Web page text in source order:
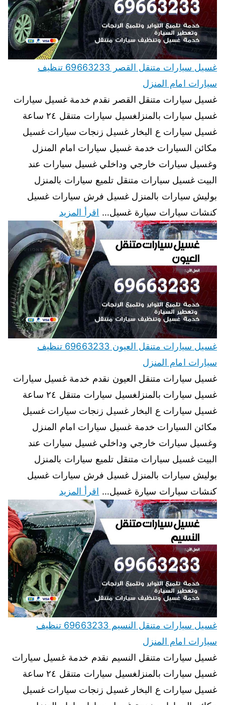
غسيل سيارات متنقل القصر 69663233 تنظيف
سيارات امام المنزل
غسيل سيارات متنقل القصر نقدم خدمة غسيل سيارات
غسيل سيارات بالمنزلغسيل سيارات متنقل ٢٤ ساعة
غسيل سيارات ع البخار غسيل زنجات سيارات غسيل
مكائن السيارات خدمة غسيل سيارات امام المنزل
وغسيل سيارات خارجي وداخلي غسيل سيارات عند
البيت غسيل سيارات متنقل تلميع سيارات بالمنزل
بوليش سيارات بالمنزل غسيل فرش سيارات غسيل
كنشات سيارات سيارة غسيل… اقرأ المزيد
غسيل سيارات متنقل العيون 69663233 تنظيف
سيارات امام المنزل
غسيل سيارات متنقل العيون نقدم خدمة غسيل سيارات
غسيل سيارات بالمنزلغسيل سيارات متنقل ٢٤ ساعة
غسيل سيارات ع البخار غسيل زنجات سيارات غسيل
مكائن السيارات خدمة غسيل سيارات امام المنزل
وغسيل سيارات خارجي وداخلي غسيل سيارات عند
البيت غسيل سيارات متنقل تلميع سيارات بالمنزل
بوليش سيارات بالمنزل غسيل فرش سيارات غسيل
كنشات سيارات سيارة غسيل… اقرأ المزيد
غسيل سيارات متنقل النسيم 69663233 تنظيف
سيارات امام المنزل
غسيل سيارات متنقل النسيم نقدم خدمة غسيل سيارات
غسيل سيارات بالمنزلغسيل سيارات متنقل ٢٤ ساعة
غسيل سيارات ع البخار غسيل زنجات سيارات غسيل